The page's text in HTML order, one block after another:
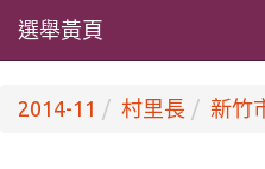
選舉黃頁
2014-11 村里長 新竹